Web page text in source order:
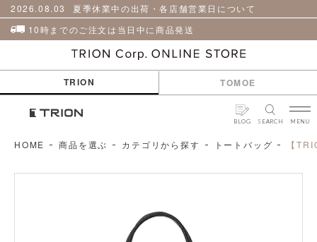
2026.08.03
夏季休業中の出荷・各店舗営業日について
10時までのご注文は当日中に商品発送
TRION TOMOE
BLOG SEARCH MENU
革
小
物
ア
品
HOME 商品を選ぶ カテゴリから探す トートバッグ 【